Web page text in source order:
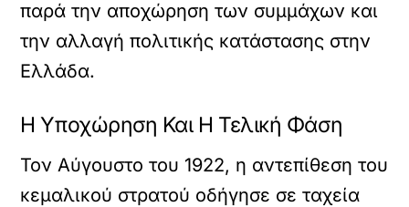
παρά την αποχώρηση των συμμάχων και
την αλλαγή πολιτικής κατάστασης στην
Ελλάδα.
Η Υποχώρηση Και Η Τελική Φάση
Τον Αύγουστο του 1922, η αντεπίθεση του
κεμαλικού στρατού οδήγησε σε ταχεία